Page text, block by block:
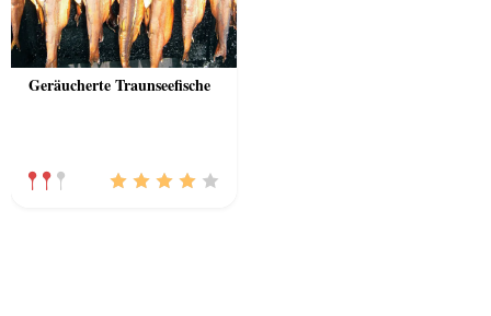
Geräucherte Traunseefische